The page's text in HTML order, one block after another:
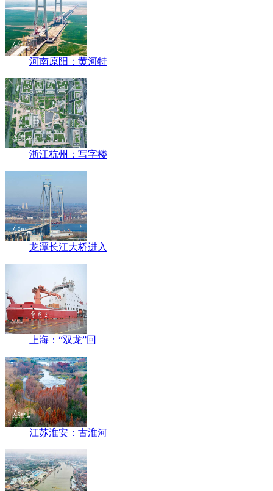
河南原阳：黄河特
浙江杭州：写字楼
龙潭长江大桥进入
上海：“双龙”回
江苏淮安：古淮河